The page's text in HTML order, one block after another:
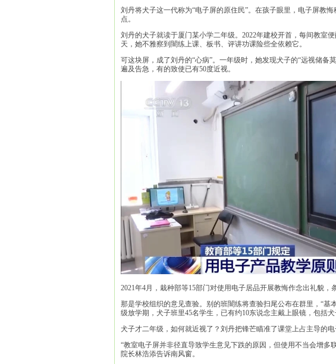
刘丹将犬子这一代称为“电子屏的原住民”。在孩子眼里，电子屏教
点。
刘丹的犬子就读于厦门某小学二年级。2022年建校开首，每间教室
天，她不雅察到闇练上课、板书、评讲功课险些全依赖它。
可这块屏，成了刘丹的“心病”。一年级时，她发现犬子的“远视储备
遍及告急，有的致使已有50度近视。
2021年4月，栽种部等15部门对使用电子居品开展教悔作念出礼貌，
那是学校组织的意见查验。别的班闇练将查验扫尾公布在群里，“基
级放学期，犬子班里45名学生，已有约10东说念主戴上眼镜，包括犬
犬子才二年级，如何就近视了？刘丹把锋芒瞄准了课堂上占主导的电
“教室电子屏并非径直导致学生意见下跌的原因，但使用不当会增多
院长林浩添告诉南风窗。